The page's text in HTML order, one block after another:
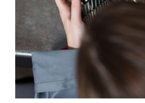
DIAGNOSTIC